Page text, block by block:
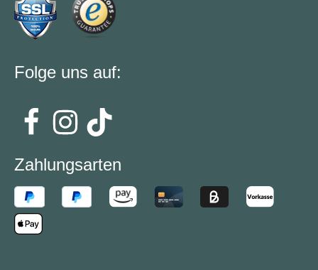
Folge uns auf:
Zahlungsarten